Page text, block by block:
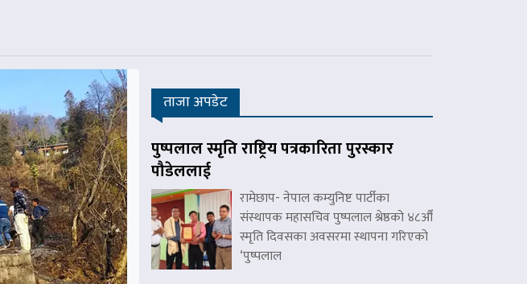
ताजा अपडेट
पुष्पलाल स्मृति राष्ट्रिय पत्रकारिता पुरस्कार
पौडेललाई
रामेछाप- नेपाल कम्युनिष्ट पार्टीका
संस्थापक महासचिव पुष्पलाल श्रेष्ठको ४८औँ
स्मृति दिवसका अवसरमा स्थापना गरिएको
‘पुष्पलाल